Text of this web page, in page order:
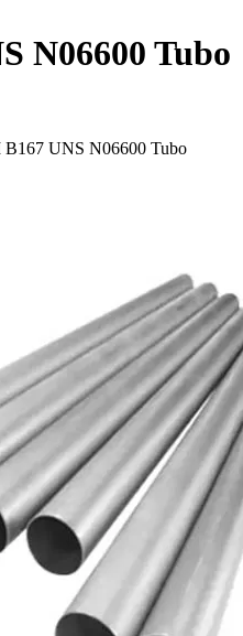
N06600 Tubo
UNS N06600 Tubo